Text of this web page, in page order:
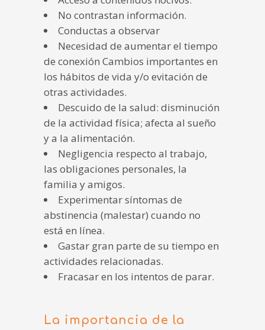
No contrastan información.
Conductas a observar
Necesidad de aumentar el tiempo
de conexión Cambios importantes en
los hábitos de vida y/o evitación de
otras actividades.
Descuido de la salud: disminución
de la actividad física; afecta al sueño
y a la alimentación.
Negligencia respecto al trabajo,
las obligaciones personales, la
familia y amigos.
Experimentar síntomas de
abstinencia (malestar) cuando no
está en línea.
Gastar gran parte de su tiempo en
actividades relacionadas.
Fracasar en los intentos de parar.
La importancia de la